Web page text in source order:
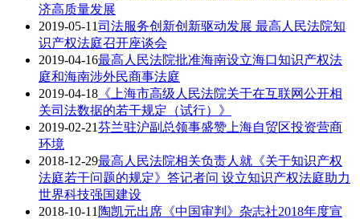
济高质量发展
2019-05-11司法服务创新创新驱动发展 最高人民法院知
识产权法庭召开座谈会
2019-04-16最高人民法院批准海南设立海口知识产权法
庭和海南涉外民商事法庭
2019-04-18 《上海市高级人民法院关于在互联网公开相
关司法数据的若干规定（试行）》
2019-02-21芬兰驻沪副总领事盛赞上海自贸区投资营商
环境
2018-12-29最高人民法院相关负责人就《关于知识产权
法庭若干问题的规定》答记者问 设立知识产权法庭助力
世界科技强国建设
2018-10-11 陶凯元出席《中国审判》杂志社2018年度宣